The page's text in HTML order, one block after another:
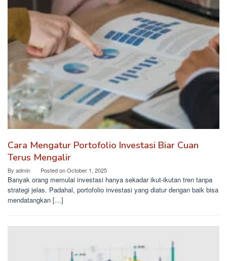
Cara Mengatur Portofolio Investasi Biar Cuan
Terus Mengalir
By admin Posted onOctober 1, 2025
Banyak orang memulai investasi hanya sekadar ikut-ikutan tren tanpa
strategi jelas. Padahal, portofolio investasi yang diatur dengan baik bisa
mendatangkan […]